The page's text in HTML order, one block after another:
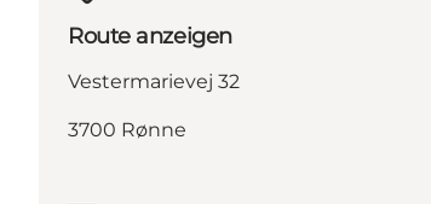
Route anzeigen
Vestermarievej 32
3700 Rønne